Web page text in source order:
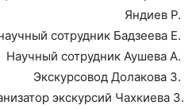
Яндиев Р.
сотрудник Бадзеева Е.
Научный сотрудник Аушева А.
Экскурсовод Долакова З.
экскурсий Чахкиева З.